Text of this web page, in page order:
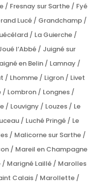
/ Fresnay sur Sarthe / Fyé
Lucé / Grandchamp /
/ La Guierche /
l’Abbé / Juigné sur
en Belin / Lamnay /
/ Lhomme / Ligron / Livet
/ Lombron / Longnes /
/ Louvigny / Louzes / Le
/ Luché Pringé / Le
/ Malicorne sur Sarthe /
/ Mareil en Champagne
/ Marigné Laillé / Marolles
Calais / Marollette /